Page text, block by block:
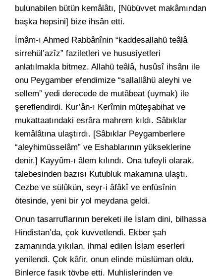
bulunabilen bütün kemâlâtı, [Nübüvvet makâmından
başka hepsini] bize ihsân etti.
İmâm-ı Ahmed Rabbânînin “kaddesallahü teâlâ
sirrehül’azîz” faziletleri ve hususiyetleri
anlatılmakla bitmez. Allahü teâlâ, husûsî ihsânı ile
onu Peygamber efendimize “sallallâhü aleyhi ve
sellem” yedi derecede de mutâbeat (uymak) ile
şereflendirdi. Kur’ân-ı Kerîmin müteşabihat ve
mukattaatındaki esrâra mahrem kıldı. Sâbıklar
kemâlâtına ulaştırdı. [Sâbıklar Peygamberlere
“aleyhimüsselâm” ve Eshablarının yükseklerine
denir.] Kayyûm-ı âlem kılındı. Ona tufeyli olarak,
talebesinden bazısı Kutubluk makamına ulaştı.
Cezbe ve sülûkün, seyr-i âfâkî ve enfüsînin
ötesinde, yeni bir yol meydana geldi.
Onun tasarruflarının bereketi ile İslam dini, bilhassa
Hindistan’da, çok kuvvetlendi. Ekber şah
zamanında yıkılan, ihmal edilen İslam eserleri
yenilendi. Çok kâfir, onun elinde müslüman oldu.
Binlerce fasık tövbe etti. Muhlislerinden ve